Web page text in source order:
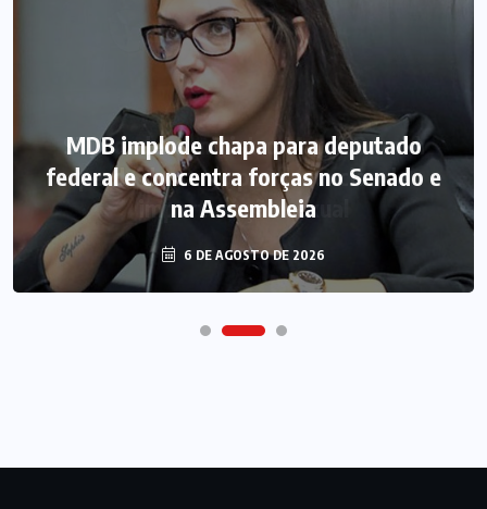
MDB implode chapa para deputado
federal e concentra forças no Senado e
na Assembleia
6 DE AGOSTO DE 2026